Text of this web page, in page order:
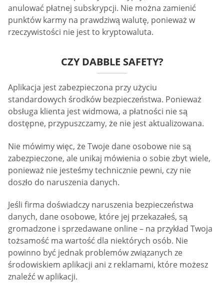
anulować płatnej subskrypcji. Nie można zamienić
punktów karmy na prawdziwą walutę, ponieważ w
rzeczywistości nie jest to kryptowaluta.
CZY DABBLE SAFETY?
Aplikacja jest zabezpieczona przy użyciu
standardowych środków bezpieczeństwa. Ponieważ
obsługa klienta jest widmowa, a płatności nie są
dostępne, przypuszczamy, że nie jest aktualizowana.
Nie mówimy więc, że Twoje dane osobowe nie są
zabezpieczone, ale unikaj mówienia o sobie zbyt wiele,
ponieważ nie jesteśmy technicznie pewni, czy nie
doszło do naruszenia danych.
Jeśli firma doświadczy naruszenia bezpieczeństwa
danych, dane osobowe, które jej przekazałeś, są
gromadzone i sprzedawane online – na przykład Twoja
tożsamość ma wartość dla niektórych osób. Nie
powinno być jednak problemów związanych ze
środowiskiem aplikacji ani z reklamami, które możesz
znaleźć w aplikacji.